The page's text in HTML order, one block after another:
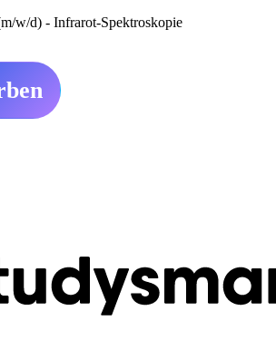
w/d) - Infrarot-Spektroskopie